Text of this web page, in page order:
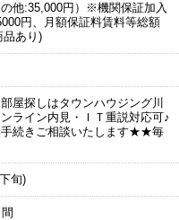
他:35,000円）※機関保証加入
円、月額保証料賃料等総額
品あり)
屋探しはタウンハウジング川
ライン内見・ＩＴ重説対応可♪
手続きご相談いたします★★毎
旬)